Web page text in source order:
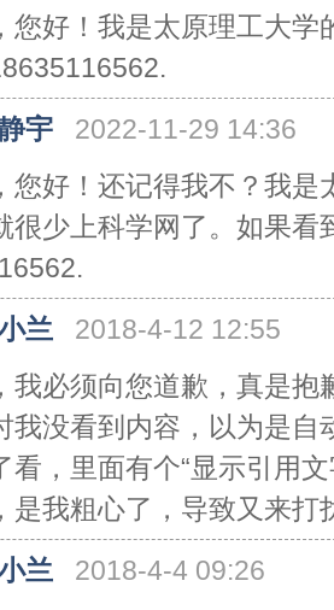
您好！我是太原理工大
宇
2022-11-29 14:36
您好！还记得我不？我
很少上科学网了。如果看
兰
2018-4-12 12:55
我必须向您道歉，真是
我没看到内容，以为是
看，里面有个“显示引用
是我粗心了，导致又来打
兰
2018-4-4 09:26